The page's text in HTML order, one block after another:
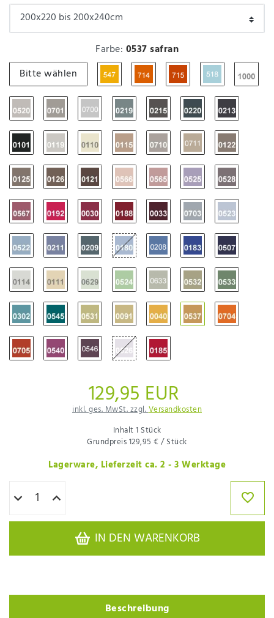
Farbe: 0537 safran
Bitte wählen
129,95 EUR
inkl. ges. MwSt. zzgl.Versandkosten
Inhalt1 Stück
Grundpreis129,95 € / Stück
Lagerware, Lieferzeit ca. 2 - 3 Werktage
IN DEN WARENKORB
Beschreibung